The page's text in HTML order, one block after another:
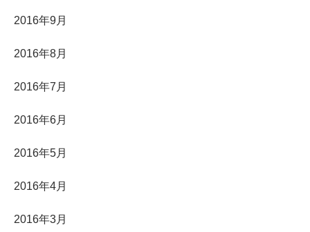
2016年9月
2016年8月
2016年7月
2016年6月
2016年5月
2016年4月
2016年3月